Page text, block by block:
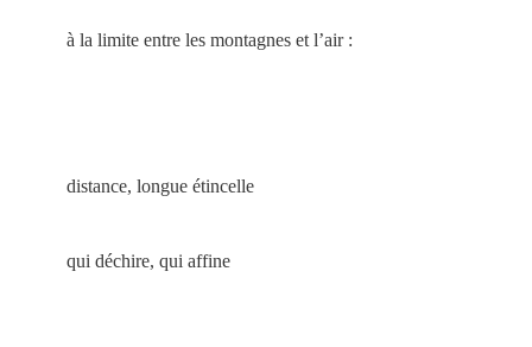
à la limite entre les montagnes et l’air :
distance, longue étincelle
qui déchire, qui affine